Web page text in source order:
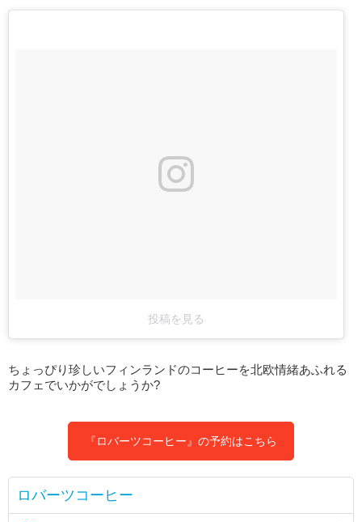
投稿を見る
ちょっぴり珍しいフィンランドのコーヒーを北欧情緒あふれる
カフェでいかがでしょうか?
『ロバーツコーヒー』の予約はこちら
ロバーツコーヒー